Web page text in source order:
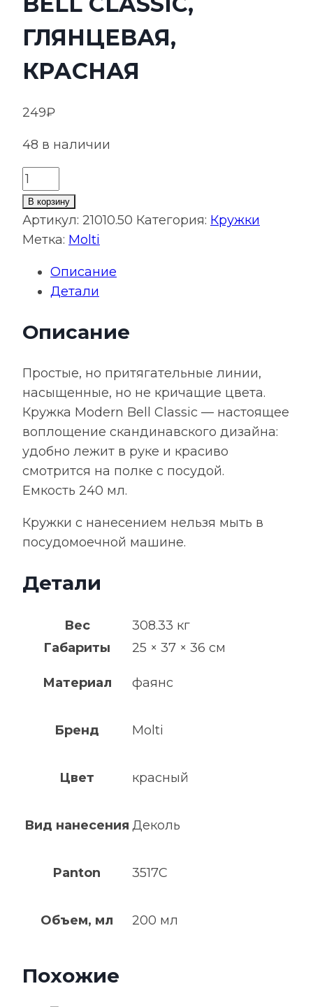
ГЛЯНЦЕВАЯ,
КРАСНАЯ
249₽
48 в наличии
Количество
товара
Кружка
Modern
Classic,
глянцевая,
В корзину
Артикул: 21010.50 Категория: Кружки
Метка: Molti
Описание
Детали
Описание
Простые, но притягательные линии,
насыщенные, но не кричащие цвета.
Кружка Modern Bell Classic — настоящее
воплощение скандинавского дизайна:
удобно лежит в руке и красиво
смотрится на полке с посудой.
Емкость 240 мл.
Кружки с нанесением нельзя мыть в
посудомоечной машине.
Детали
Вес
308.33 кг
Габариты
25 × 37 × 36 см
Материал фаянс
Бренд Molti
Цвет красный
Вид нанесения Деколь
Panton 3517С
Объем, мл 200 мл
Похожие